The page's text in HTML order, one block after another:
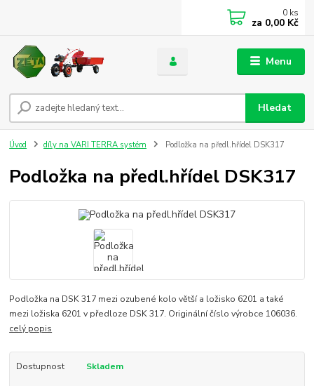
Menu
Hledat
0 ks
za 0,00 Kč
Úvod díly na VARI TERRA systém Podložka na předl.hřídel DSK317
Podložka na předl.hřídel DSK317
Podložka na DSK 317 mezi ozubené kolo větší a ložisko 6201 a také
mezi ložiska 6201 v předloze DSK 317. Originální číslo výrobce 106036.
celý popis
Dostupnost Skladem